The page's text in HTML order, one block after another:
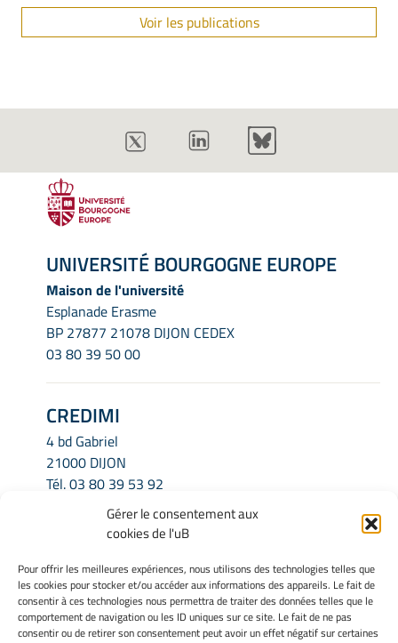
Gérer le consentement aux
cookies de l'uB
Pour offrir les meilleures expériences, nous utilisons des technologies telles que
les cookies pour stocker et/ou accéder aux informations des appareils. Le fait de
consentir à ces technologies nous permettra de traiter des données telles que le
comportement de navigation ou les ID uniques sur ce site. Le fait de ne pas
consentir ou de retirer son consentement peut avoir un effet négatif sur certaines
Voir les publications
UNIVERSITÉ BOURGOGNE EUROPE
Maison de l'université
Esplanade Erasme
BP 27877 21078 DIJON CEDEX
03 80 39 50 00
CREDIMI
4 bd Gabriel
21000 DIJON
Tél.03 80 39 53 92
credimi.secretariat@u-bourgogne.fr
INFORMATIONS LÉGALES
Mentions légales
Gérer mes cookies
Politique de cookies